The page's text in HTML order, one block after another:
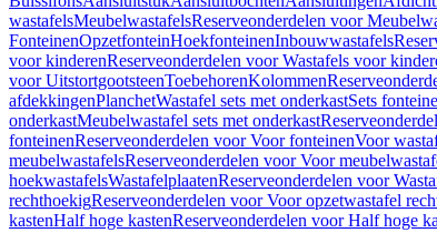
wastafelsMeubelwastafelsReserveonderdelen voor
FonteinenOpzetfonteinHoekfonteinenInbouwwastafels
voor kinderenReserveonderdelen voor Wastafels voor
voor UitstortgootsteenToebehorenKolommen
afdekkingenPlanchetWastafel sets met onderkastSets
onderkastMeubelwastafel sets met onderkast
fonteinenReserveonderdelen voor Voor fonteinenVoor
meubelwastafelsReserveonderdelen voor Voor
hoekwastafelsWastafelplaatenReserveonderdelen voor
rechthoekigReserveonderdelen voor Voor opzetwastafel
kastenHalf hoge kastenReserveonderdelen voor Half hoge